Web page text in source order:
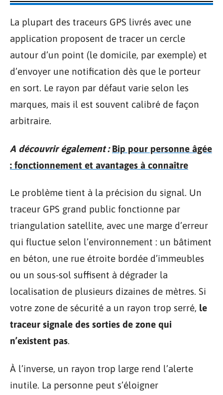
La plupart des traceurs GPS livrés avec une
application proposent de tracer un cercle
autour d’un point (le domicile, par exemple) et
d’envoyer une notification dès que le porteur
en sort. Le rayon par défaut varie selon les
marques, mais il est souvent calibré de façon
arbitraire.
A découvrir également : Bip pour personne âgée
: fonctionnement et avantages à connaître
Le problème tient à la précision du signal. Un
traceur GPS grand public fonctionne par
triangulation satellite, avec une marge d’erreur
qui fluctue selon l’environnement : un bâtiment
en béton, une rue étroite bordée d’immeubles
ou un sous-sol suffisent à dégrader la
localisation de plusieurs dizaines de mètres. Si
votre zone de sécurité a un rayon trop serré, le
traceur signale des sorties de zone qui
n’existent pas.
À l’inverse, un rayon trop large rend l’alerte
inutile. La personne peut s’éloigner